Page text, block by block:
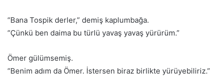
“Bana Tospik derler,” demiş kaplumbağa.
“Çünkü ben daima bu türlü yavaş yavaş yürürüm.”
Ömer gülümsemiş.
“Benim adım da Ömer. İstersen biraz birlikte yürüyebiliriz.”